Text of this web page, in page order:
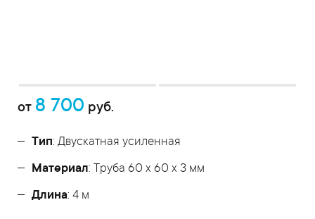
от 8 700 руб.
Тип: Двускатная усиленная
Материал: Труба 60 x 60 x 3 мм
Длина: 4 м